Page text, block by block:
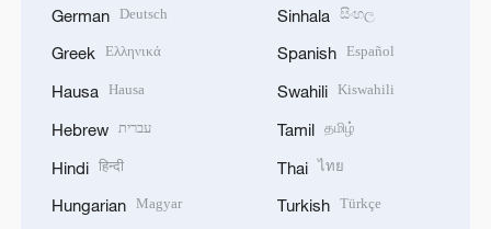
German Deutsch
Greek Ελληνικά
Hausa Hausa
Hebrew עברית
Hindi हिन्दी
Hungarian Magyar
Sinhala සිංහල
Spanish Español
Swahili Kiswahili
Tamil தமிழ்
Thai ไทย
Turkish Türkçe